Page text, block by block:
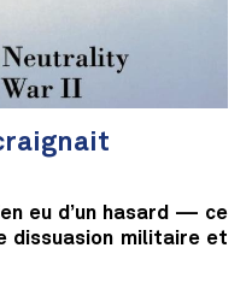
eu d’un hasard — ce
dissuasion militaire et